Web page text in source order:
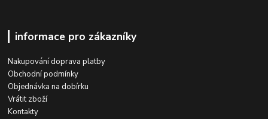
informace pro zákazníky
Nakupování doprava platby
Obchodní podmínky
Objednávka na dobírku
Vrátit zboží
Kontakty